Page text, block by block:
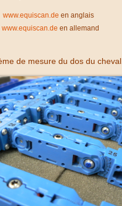
www.equiscan.de en anglais
www.equiscan.de en allemand
de mesure du dos du cheval.